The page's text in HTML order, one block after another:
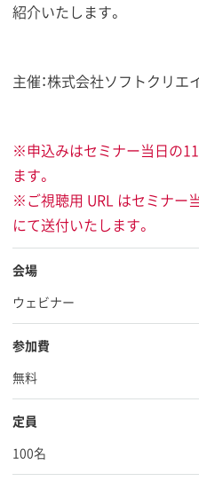
紹介いたします。
主催：株式会社ソフトクリエ
※申込みはセミナー当日の
ます。
※ご視聴用 URL はセミナー
にて送付いたします。
会場
ウェビナー
参加費
無料
定員
100名